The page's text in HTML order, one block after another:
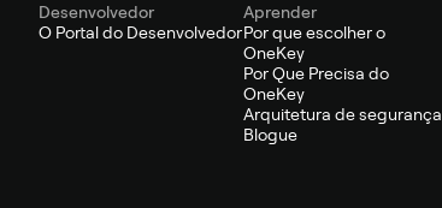
Desenvolvedor
O Portal do Desenvolvedor
Aprender
Por que escolher o
OneKey
Por Que Precisa do
OneKey
Arquitetura de segurança
Blogue